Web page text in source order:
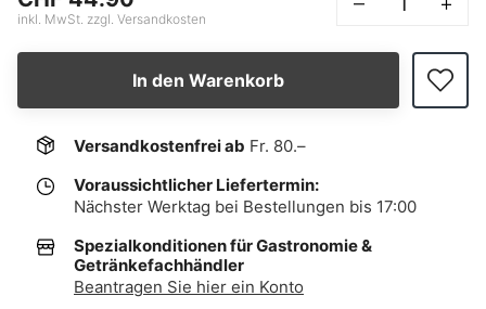
inkl. MwSt. zzgl. Versandkosten
In den Warenkorb
Versandkostenfrei ab Fr. 80.–
Voraussichtlicher Liefertermin:
Nächster Werktag bei Bestellungen bis 17:00
Spezialkonditionen für Gastronomie &
Getränkefachhändler
Beantragen Sie hier ein Konto